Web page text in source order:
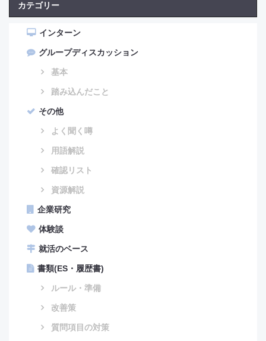
カテゴリー
インターン
グループディスカッション
基本
踏み込んだこと
その他
よく聞く噂
用語解説
確認リスト
資源解説
企業研究
体験談
就活のベース
書類(ES・履歴書)
ルール・準備
改善策
質問項目の対策